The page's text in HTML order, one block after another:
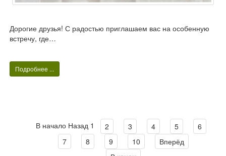
Дорогие друзья! С радостью приглашаем вас на особенную
встречу, где…
Подробнее ...
В начало Назад 1 2 3 4 5
6
7
8 9 10
Вперёд